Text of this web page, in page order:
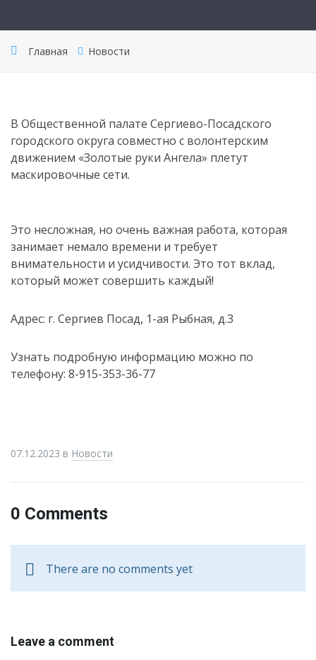
Главная Новости
В Общественной палате Сергиево-Посадского
городского округа совместно с волонтерским
движением «Золотые руки Ангела» плетут
маскировочные сети.
Это несложная, но очень важная работа, которая
занимает немало времени и требует
внимательности и усидчивости. Это тот вклад,
который может совершить каждый!
Адрес: г. Сергиев Посад, 1-ая Рыбная, д.3
Узнать подробную информацию можно по
телефону: 8-915-353-36-77
07.12.2023 в Новости
0 Comments
There are no comments yet
Leave a comment